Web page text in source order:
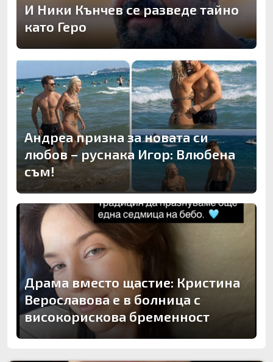
И Ники Кънчев се разведе тайно
като Геро
Андреа призна за новата си
любов – руснака Игор: Влюбена
съм!
Драма вместо щастие: Кристина
Верославова е в болница с
високорискова бременност